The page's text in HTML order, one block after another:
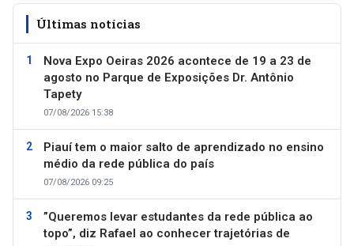
Últimas notícias
Nova Expo Oeiras 2026 acontece de 19 a 23 de
agosto no Parque de Exposições Dr. Antônio
Tapety
07/08/2026 15:38
Piauí tem o maior salto de aprendizado no ensino
médio da rede pública do país
07/08/2026 09:25
”Queremos levar estudantes da rede pública ao
topo”, diz Rafael ao conhecer trajetórias de